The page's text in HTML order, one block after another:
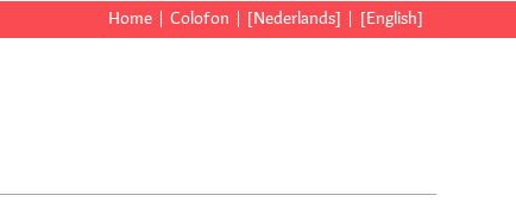
Home Colofon [Nederlands] [English]